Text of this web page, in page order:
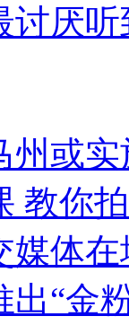
讨厌
州或
教你
媒体
“金